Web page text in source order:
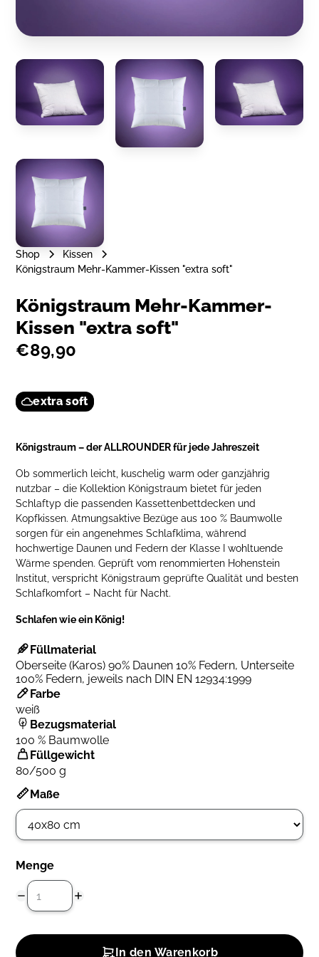
Shop
Kissen
Königstraum Mehr-Kammer-Kissen "extra soft"
Königstraum Mehr-Kammer-
Kissen "extra soft"
€89,90
extra soft
Königstraum – der ALLROUNDER für jede Jahreszeit
Ob sommerlich leicht, kuschelig warm oder ganzjährig
nutzbar – die Kollektion Königstraum bietet für jeden
Schlaftyp die passenden Kassettenbettdecken und
Kopfkissen. Atmungsaktive Bezüge aus 100 % Baumwolle
sorgen für ein angenehmes Schlafklima, während
hochwertige Daunen und Federn der Klasse I wohltuende
Wärme spenden. Geprüft vom renommierten Hohenstein
Institut, verspricht Königstraum geprüfte Qualität und besten
Schlafkomfort – Nacht für Nacht.
Schlafen wie ein König!
Füllmaterial
Oberseite (Karos) 90% Daunen 10% Federn, Unterseite
100% Federn, jeweils nach DIN EN 12934:1999
Farbe
weiß
Bezugsmaterial
100 % Baumwolle
Füllgewicht
80/500 g
Maße
Menge
In den Warenkorb